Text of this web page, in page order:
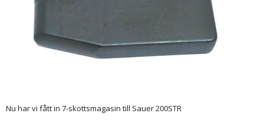
Nu har vi fått in 7-skottsmagasin till Sauer 200STR